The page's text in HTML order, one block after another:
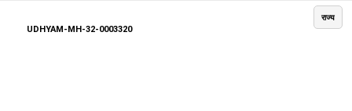
UDHYAM-MH-32-0003320
राज्य